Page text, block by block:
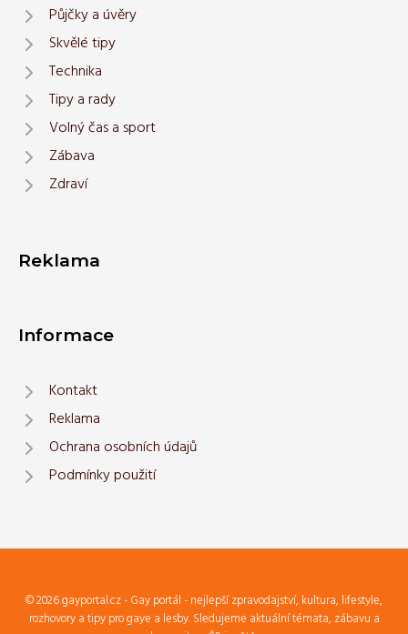
Půjčky a úvěry
Skvělé tipy
Technika
Tipy a rady
Volný čas a sport
Zábava
Zdraví
Reklama
Informace
Kontakt
Reklama
Ochrana osobních údajů
Podmínky použití
© 2026 gayportal.cz - Gay portál - nejlepší zpravodajství, kultura, lifestyle,
rozhovory a tipy pro gaye a lesby. Sledujeme aktuální témata, zábavu a